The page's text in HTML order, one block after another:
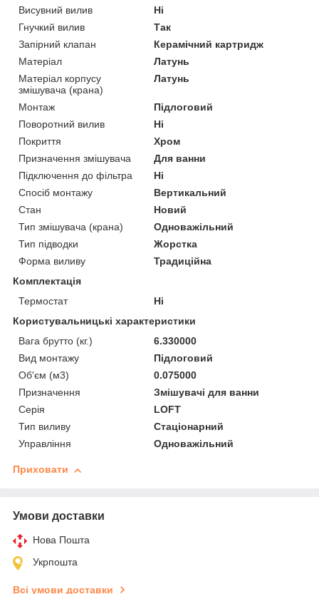
Висувний вилив
Ні
Гнучкий вилив
Так
Запірний клапан
Керамічний картридж
Матеріал
Латунь
Матеріал корпусу
змішувача (крана)
Латунь
Монтаж
Підлоговий
Поворотний вилив
Ні
Покриття
Хром
Призначення змішувача
Для ванни
Підключення до фільтра
Ні
Спосіб монтажу
Вертикальний
Стан
Новий
Тип змішувача (крана)
Одноважільний
Тип підводки
Жорстка
Форма виливу
Традиційна
Комплектація
Термостат
Ні
Користувальницькі характеристики
Вага брутто (кг.)
6.330000
Вид монтажу
Підлоговий
Об'єм (м3)
0.075000
Призначення
Змішувачі для ванни
Серія
LOFT
Тип виливу
Стаціонарний
Управління
Одноважільний
Приховати
Умови доставки
Нова Пошта
Укрпошта
Всі умови доставки